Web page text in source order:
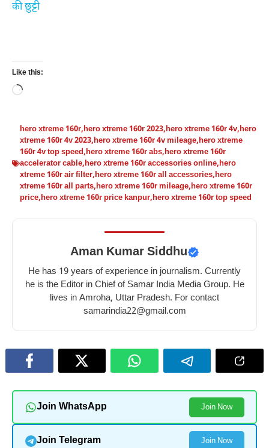
की छुट्टी
Like this:
Loading…
hero xtreme 160r,hero xtreme 160r 2023,hero xtreme 160r 4v,hero
xtreme 160r 4v 2023,hero xtreme 160r 4v mileage,hero xtreme
160r 4v top speed,hero xtreme 160r abs,hero xtreme 160r
accelerator cable,hero xtreme 160r accessories online,hero
xtreme 160r air filter,hero xtreme 160r all accessories,hero
xtreme 160r all parts,hero xtreme 160r mileage,hero xtreme 160r
price,hero xtreme 160r price kanpur,hero xtreme 160r top speed
Aman Kumar Siddhu
He has 19 years of experience in journalism. Currently
he is the Editor in Chief of Samar India Media Group. He
lives in Amroha, Uttar Pradesh. For contact
samarindia22@gmail.com
Join WhatsApp Join Now
Join Telegram Join Now